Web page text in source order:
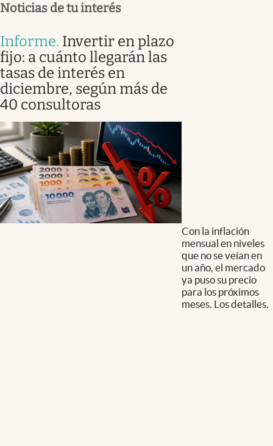
Noticias de tu interés
Informe. Invertir en plazo
fijo: a cuánto llegarán las
tasas de interés en
diciembre, según más de
40 consultoras
Con la inflación
mensual en niveles
que no se veían en
un año, el mercado
ya puso su precio
para los próximos
meses. Los detalles.